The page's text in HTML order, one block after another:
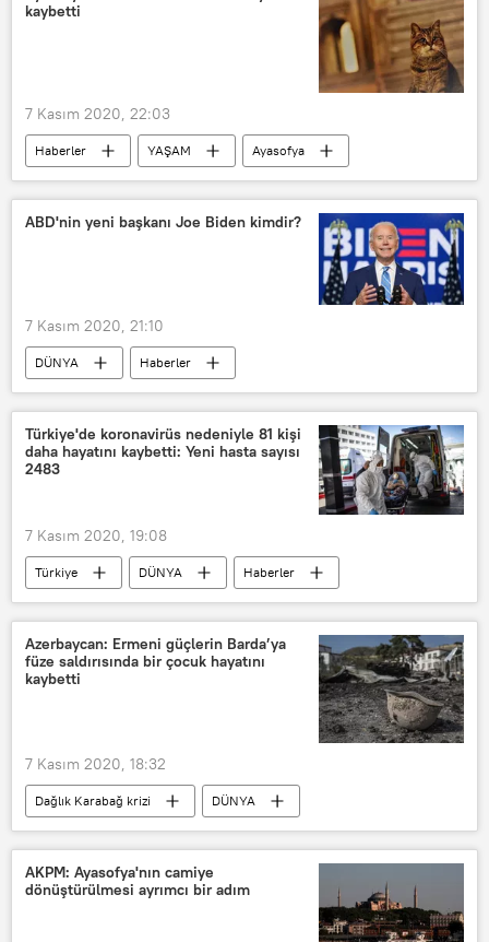
Vladimir Putin
kaybetti
7 Kasım 2020, 22:03
Haberler YAŞAM
Ayasofya
Gli
İstanbul
Ali Yerlikaya
öldü
ABD'nin yeni başkanı Joe Biden kimdir?
7 Kasım 2020, 21:10
DÜNYA
Haberler
2020 ABD seçimleri
ABD
Joe Biden
ABD 2020 Başkanlık seçimleri
Türkiye'de koronavirüs nedeniyle 81 kişi
daha hayatını kaybetti: Yeni hasta sayısı
2483
7 Kasım 2020, 19:08
Türkiye DÜNYA
Haberler
KORONAVİRÜS
Türkiye’de Kovid-19 salgını
TÜRKİYE
Koronavirüs
Sağlık Bakanı
Azerbaycan: Ermeni güçlerin Barda’ya
füze saldırısında bir çocuk hayatını
kaybetti
7 Kasım 2020, 18:32
Dağlık Karabağ krizi
DÜNYA
Haberler
Azerbaycan
Ermenistan
füze saldırısı
Hasar
Çocuk
AKPM: Ayasofya'nın camiye
dönüştürülmesi ayrımcı bir adım